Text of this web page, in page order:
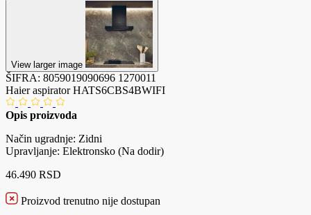
View larger image
ŠIFRA: 8059019090696 1270011
Haier aspirator HATS6CBS4BWIFI
Opis proizvoda
Način ugradnje: Zidni
Upravljanje: Elektronsko (Na dodir)
46.490 RSD
Proizvod trenutno nije dostupan